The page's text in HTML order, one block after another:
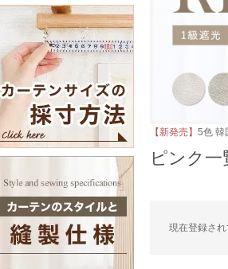
【新発売】 5色 韓
ピンク一
現在登録され